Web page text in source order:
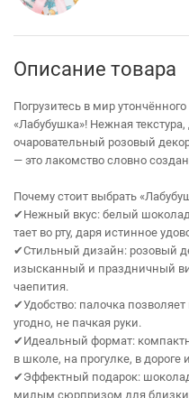
Описание товара
Погрузитесь в мир
«Лабубушка»! Нежная
очаровательный розовый
— это лакомство словно
Почему стоит выбрать
✔Нежный вкус: белый
тает во рту, даря истинное
✔Стильный дизайн: розовый
изысканный и праздничный
чаепития.
✔Удобство: палочка
угодно, не пачкая руки.
✔Идеальный формат:
в школе, на прогулке, в дороге
✔Эффектный подарок:
милым сюрпризом для